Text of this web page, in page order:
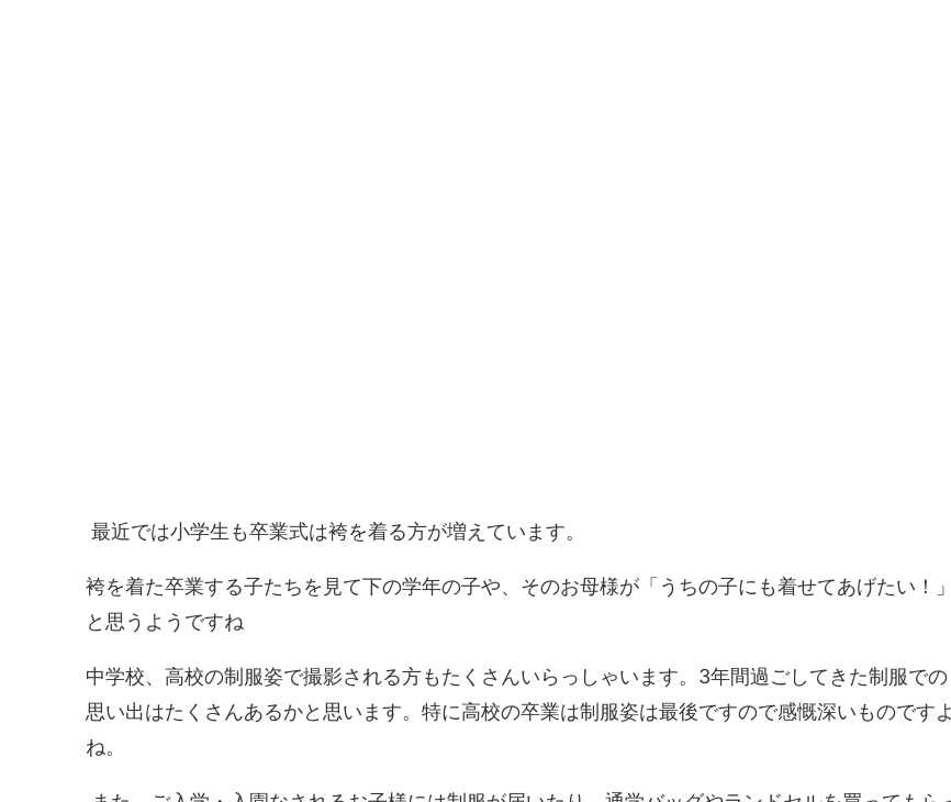
最近では小学生も卒業式は袴を着る方が増えています。
袴を着た卒業する子たちを見て下の学年の子や、そのお母様が「うちの子にも着せてあげたい！」
と思うようですね
中学校、高校の制服姿で撮影される方もたくさんいらっしゃいます。3年間過ごしてきた制服での
思い出はたくさんあるかと思います。特に高校の卒業は制服姿は最後ですので感慨深いものですよ
ね。